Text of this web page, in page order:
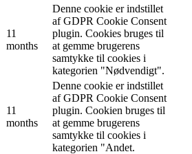
11
months
Denne cookie er indstillet
af GDPR Cookie Consent
plugin. Cookies bruges til
at gemme brugerens
samtykke til cookies i
kategorien "Nødvendigt".
11
months
Denne cookie er indstillet
af GDPR Cookie Consent
plugin. Cookien bruges til
at gemme brugerens
samtykke til cookies i
kategorien "Andet.